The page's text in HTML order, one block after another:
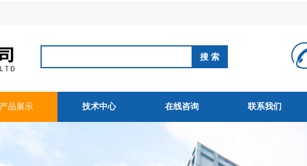
产品展示 技术中心 在线咨询 联系我们